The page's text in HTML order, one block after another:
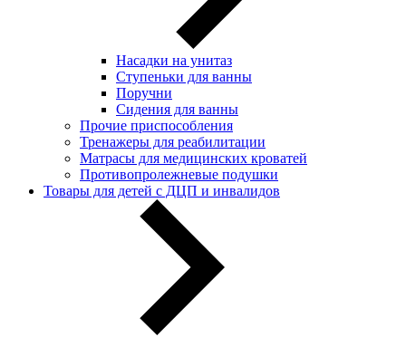
Насадки на унитаз
Ступеньки для ванны
Поручни
Сидения для ванны
Прочие приспособления
Тренажеры для реабилитации
Матрасы для медицинских кроватей
Противопролежневые подушки
Товары для детей с ДЦП и инвалидов